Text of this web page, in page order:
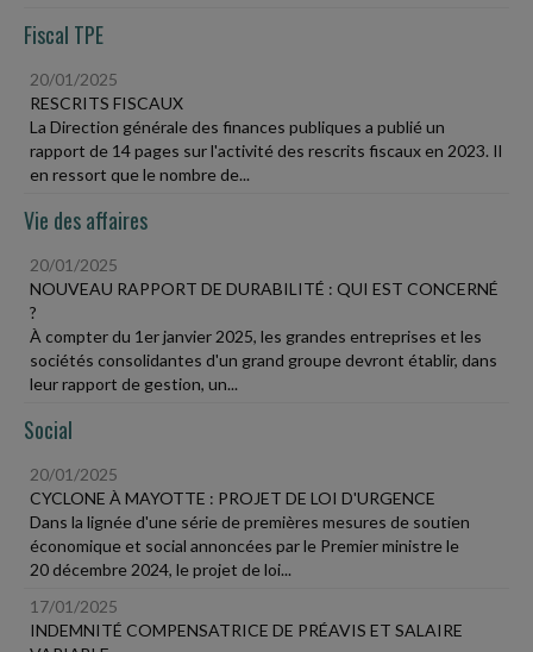
Fiscal TPE
20/01/2025
RESCRITS FISCAUX
La Direction générale des finances publiques a publié un
rapport de 14 pages sur l'activité des rescrits fiscaux en 2023. Il
en ressort que le nombre de...
Vie des affaires
20/01/2025
NOUVEAU RAPPORT DE DURABILITÉ : QUI EST CONCERNÉ
?
À compter du 1er janvier 2025, les grandes entreprises et les
sociétés consolidantes d'un grand groupe devront établir, dans
leur rapport de gestion, un...
Social
20/01/2025
CYCLONE À MAYOTTE : PROJET DE LOI D'URGENCE
Dans la lignée d'une série de premières mesures de soutien
économique et social annoncées par le Premier ministre le
20 décembre 2024, le projet de loi...
17/01/2025
INDEMNITÉ COMPENSATRICE DE PRÉAVIS ET SALAIRE